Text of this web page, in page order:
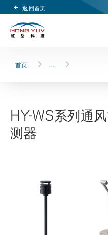
返回首页
Header Logo
首页 …
HY-WS系列通
测器